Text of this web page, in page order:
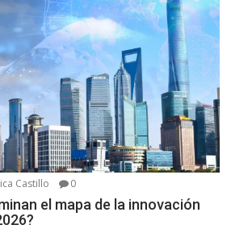
Castillo 0
el mapa de la innovación